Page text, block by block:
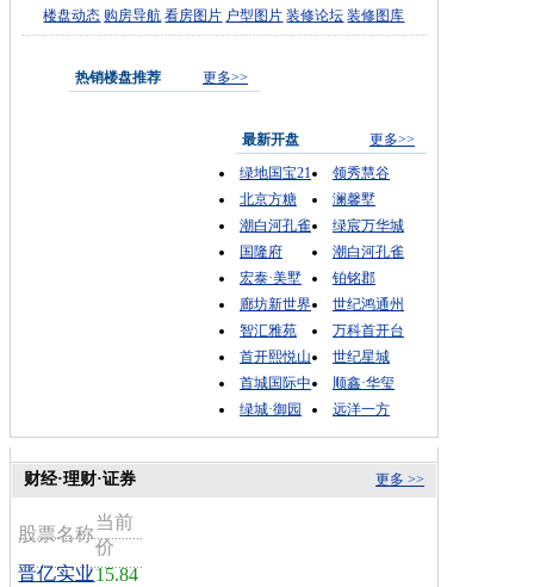
楼盘动态 购房导航 看房图片 户型图片 装修论坛 装修图库
热销楼盘推荐 更多>>
最新开盘
更多>>
绿地国宝21
领秀慧谷
北京方糖
澜馨墅
潮白河孔雀
绿宸万华城
国隆府
潮白河孔雀
宏泰·美墅
铂铭郡
廊坊新世界
世纪鸿通州
智汇雅苑
万科首开台
首开熙悦山
世纪星城
首城国际中
顺鑫·华玺
绿城·御园
远洋一方
更多 >>
财经·理财·证券
股票名称
当前
价
晋亿实业15.84